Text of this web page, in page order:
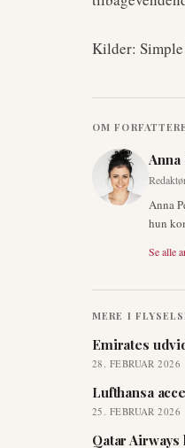
Kilder:
OM
Anna
hun
Se alle
MERE I
Emirates
28. FEBRUAR 2026
Lufthansa
25. FEBRUAR 2026
Qatar